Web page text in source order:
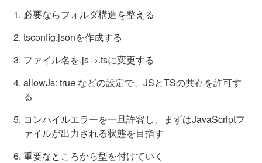
必要ならフォルダ構造を整える
tsconfig.jsonを作成する
ファイル名を.js→.tsに変更する
allowJs: true などの設定で、JSとTSの共存を許可す
る
コンパイルエラーを一旦許容し、まずはJavaScriptフ
ァイルが出力される状態を目指す
重要なところから型を付けていく